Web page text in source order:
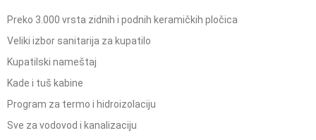
Preko 3.000 vrsta zidnih i podnih keramičkih pločica
Veliki izbor sanitarija za kupatilo
Kupatilski nameštaj
Kade i tuš kabine
Program za termo i hidroizolaciju
Sve za vodovod i kanalizaciju